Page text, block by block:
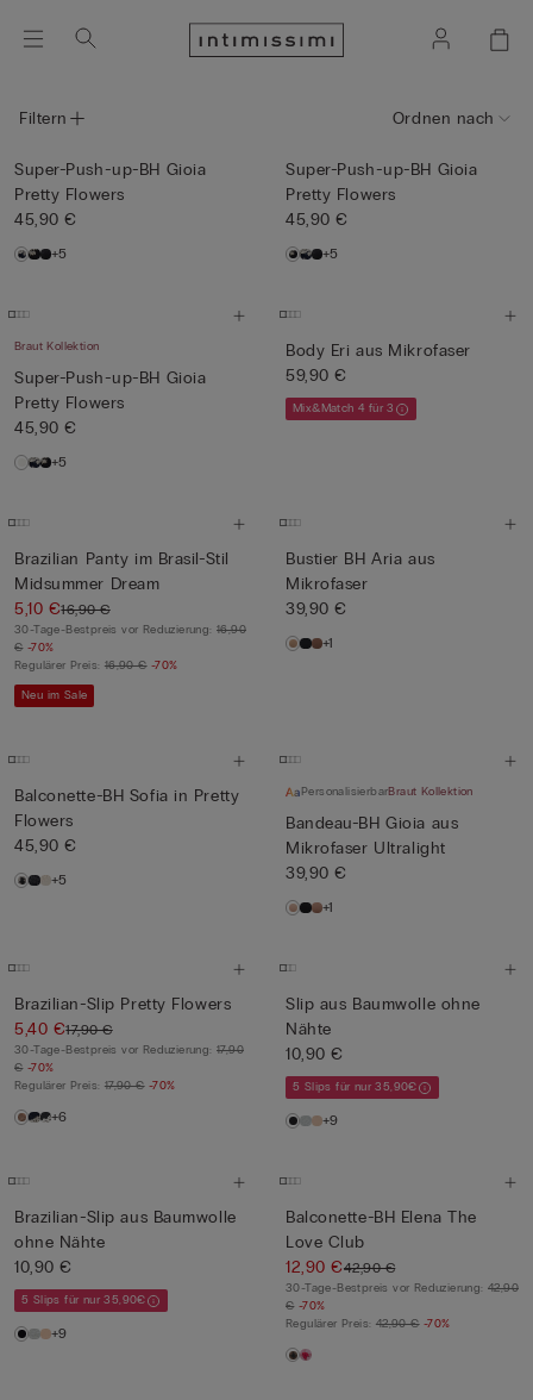
Filtern Ordnen nach
Super-Push-up-BH Gioia
Pretty Flowers
45,90 €
+5
Super-Push-up-BH Gioia
Pretty Flowers
45,90 €
+5
Braut Kollektion
Super-Push-up-BH Gioia
Pretty Flowers
45,90 €
+5
Body Eri aus Mikrofaser
59,90 €
Mix&Match 4 für 3
Brazilian Panty im Brasil-Stil
Midsummer Dream
5,10 €16,90 €
30-Tage-Bestpreis vor Reduzierung: 16,90
€ -70%
Regulärer Preis: 16,90 € -70%
Neu im Sale
Bustier BH Aria aus
Mikrofaser
39,90 €
+1
Balconette-BH Sofia in Pretty
Flowers
45,90 €
+5
PersonalisierbarBraut Kollektion
Bandeau-BH Gioia aus
Mikrofaser Ultralight
39,90 €
+1
Brazilian-Slip Pretty Flowers
5,40 €17,90 €
30-Tage-Bestpreis vor Reduzierung: 17,90
€ -70%
Regulärer Preis: 17,90 € -70%
+6
Slip aus Baumwolle ohne
Nähte
10,90 €
5 Slips für nur 35,90€
+9
Brazilian-Slip aus Baumwolle
ohne Nähte
10,90 €
5 Slips für nur 35,90€
+9
Balconette-BH Elena The
Love Club
12,90 €42,90 €
30-Tage-Bestpreis vor Reduzierung: 42,90
€ -70%
Regulärer Preis: 42,90 € -70%